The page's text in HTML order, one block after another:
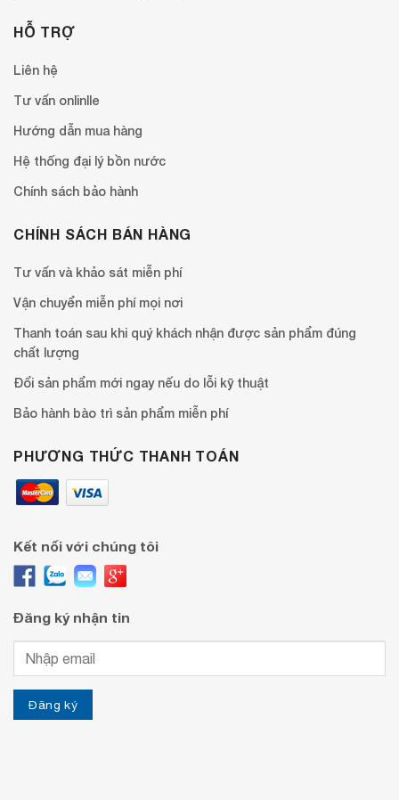
HỖ TRỢ
Liên hệ
Tư vấn onlinlle
Hướng dẫn mua hàng
Hệ thống đại lý bồn nước
Chính sách bảo hành
CHÍNH SÁCH BÁN HÀNG
Tư vấn và khảo sát miễn phí
Vận chuyển miễn phí mọi nơi
Thanh toán sau khi quý khách nhận được sản phẩm đúng
chất lượng
Đổi sản phẩm mới ngay nếu do lỗi kỹ thuật
Bảo hành bào trì sản phẩm miễn phí
PHƯƠNG THỨC THANH TOÁN
Kết nối với chúng tôi
Đăng ký nhận tin